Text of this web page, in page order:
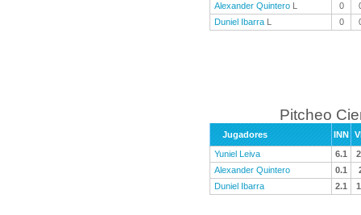
Alexander Quintero L 0
Duniel Ibarra L 0
Pitcheo
Jugadores INN
Yuniel Leiva
6.1
Alexander Quintero
0.1
Duniel Ibarra
2.1